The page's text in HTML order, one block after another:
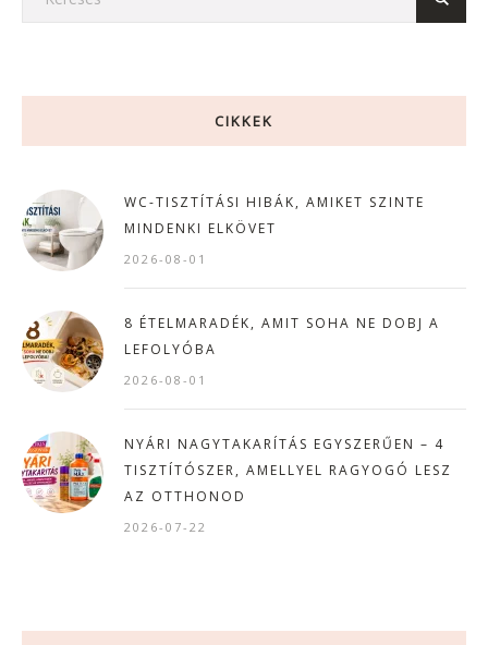
CIKKEK
WC-TISZTÍTÁSI HIBÁK, AMIKET SZINTE
MINDENKI ELKÖVET
2026-08-01
8 ÉTELMARADÉK, AMIT SOHA NE DOBJ A
LEFOLYÓBA
2026-08-01
NYÁRI NAGYTAKARÍTÁS EGYSZERŰEN – 4
TISZTÍTÓSZER, AMELLYEL RAGYOGÓ LESZ
AZ OTTHONOD
2026-07-22